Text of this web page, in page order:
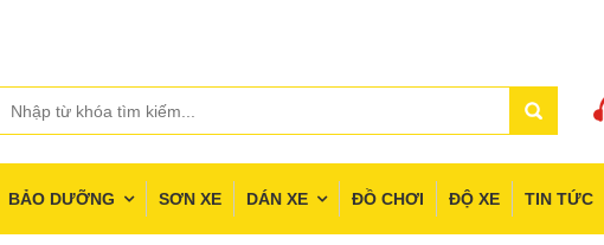
BẢO DƯỠNG SƠN XE DÁN XE ĐỒ CHƠI ĐỘ XE TIN TỨC